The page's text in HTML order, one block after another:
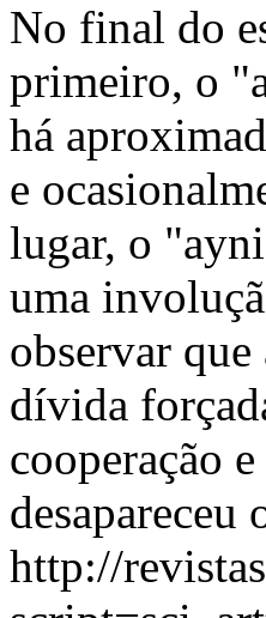
No final do
primeiro, o
há
e
lugar, o
uma
observar
dívida
cooperação
desapareceu
http://